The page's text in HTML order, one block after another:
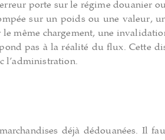
porte sur le régime douanier
sur un poids ou une valeur,
même chargement, une
pas à la réalité du flux. Cette
l’administration.
déjà dédouanées. Il